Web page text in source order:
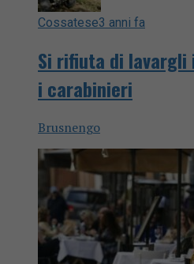
Cossatese3 anni fa
Si rifiuta di lavargli
i carabinieri
Brusnengo